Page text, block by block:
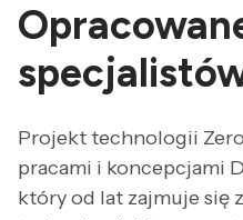
Projekt technologii
pracami i koncepcjami
który od lat zajmuje się